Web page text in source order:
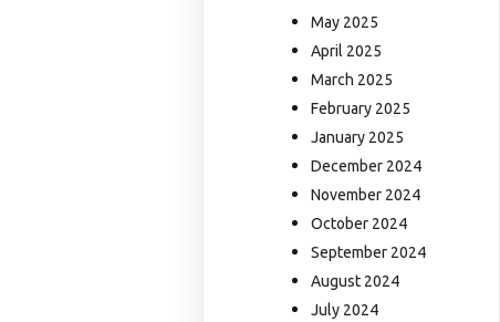
May 2025
April 2025
March 2025
February 2025
January 2025
December 2024
November 2024
October 2024
September 2024
August 2024
July 2024